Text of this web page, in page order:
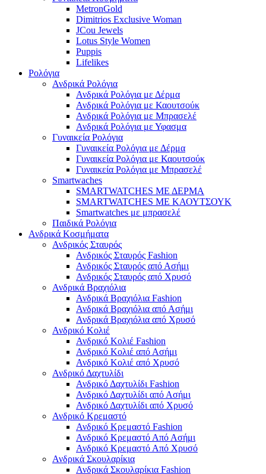
MetronGold
Dimitrios Exclusive Woman
JCou Jewels
Lotus Style Women
Puppis
Lifelikes
Ρολόγια
Ανδρικά Ρολόγια
Ανδρικά Ρολόγια με Δέρμα
Ανδρικά Ρολόγια με Καουτσούκ
Ανδρικά Ρολόγια με Μπρασελέ
Ανδρικά Ρολόγια με Υφασμα
Γυναικεία Ρολόγια
Γυναικεία Ρολόγια με Δέρμα
Γυναικεία Ρολόγια με Καουτσούκ
Γυναικεία Ρολόγια με Μπρασελέ
Smartwaches
SMARTWATCHES ΜΕ ΔΕΡΜΑ
SMARTWATCHES ΜΕ ΚΑΟΥΤΣΟΥΚ
Smartwatches με μπρασελέ
Παιδικά Ρολόγια
Ανδρικά Κοσμήματα
Ανδρικός Σταυρός
Ανδρικός Σταυρός Fashion
Ανδρικός Σταυρός από Ασήμι
Ανδρικός Σταυρός από Χρυσό
Ανδρικά Βραχιόλια
Ανδρικά Βραχιόλια Fashion
Ανδρικά Βραχιόλια από Ασήμι
Ανδρικά Βραχιόλια από Χρυσό
Ανδρικό Κολιέ
Ανδρικό Κολιέ Fashion
Ανδρικό Κολιέ από Ασήμι
Ανδρικό Κολιέ από Χρυσό
Ανδρικό Δαχτυλίδι
Ανδρικό Δαχτυλίδι Fashion
Ανδρικό Δαχτυλίδι από Ασήμι
Ανδρικό Δαχτυλίδι από Χρυσό
Ανδρικό Κρεμαστό
Ανδρικό Κρεμαστό Fashion
Ανδρικό Κρεμαστό Από Ασήμι
Ανδρικό Κρεμαστό Από Χρυσό
Ανδρικά Σκουλαρίκια
Ανδρικά Σκουλαρίκια Fashion